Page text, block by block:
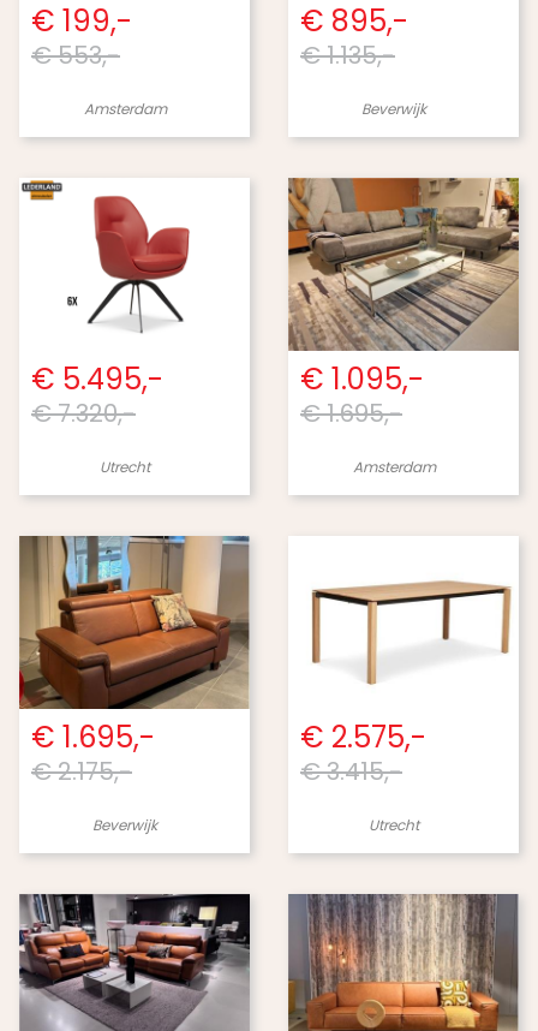
€ 199,-
€ 553,-
Amsterdam
€ 895,-
€ 1.135,-
Beverwijk
€ 5.495,-
€ 7.320,-
Utrecht
€ 1.095,-
€ 1.695,-
Amsterdam
€ 1.695,-
€ 2.175,-
Beverwijk
€ 2.575,-
€ 3.415,-
Utrecht